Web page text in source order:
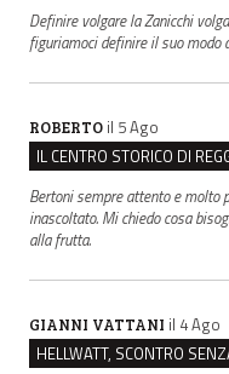
Definire volgare la Zanicchi
figuriamoci definire il suo modo
ROBERTO il 5 Ago
Bertoni sempre attento e molto
inascoltato. Mi chiedo cosa
alla frutta.
GIANNI VATTANI il 4 Ago